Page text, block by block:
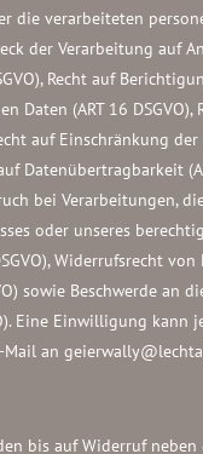
die verarbeiteten
der Verarbeitung auf
Recht auf
Daten (ART 16 DSGVO),
auf Einschränkung
Datenübertragbarkeit
bei Verarbeitungen,
oder unseres
Widerrufsrecht
sowie Beschwerde an
Eine Einwilligung kann
Mail an
bis auf Widerruf